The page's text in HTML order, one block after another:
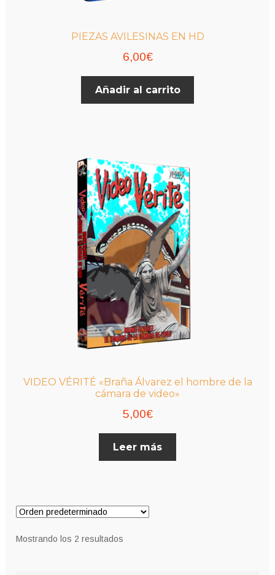
PIEZAS AVILESINAS EN HD
6,00€
Añadir al carrito
VIDEO VÉRITÉ «Braña Álvarez el hombre de la
cámara de video»
5,00€
Leer más
Mostrando los 2 resultados